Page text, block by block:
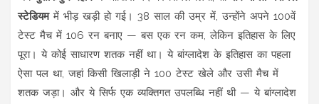
स्टेडियममें भीड़ खड़ी हो गई। 38 साल की उम्र में, उन्होंने अपने 100वें
टेस्ट मैच में 106 रन बनाए — बस एक रन कम, लेकिन इतिहास के लिए
पूरा। ये कोई साधारण शतक नहीं था। ये बांग्लादेश के इतिहास का पहला
ऐसा पल था, जहां किसी खिलाड़ी ने 100 टेस्ट खेले और उसी मैच में
शतक जड़ा। और ये सिर्फ एक व्यक्तिगत उपलब्धि नहीं थी — ये बांग्लादेश